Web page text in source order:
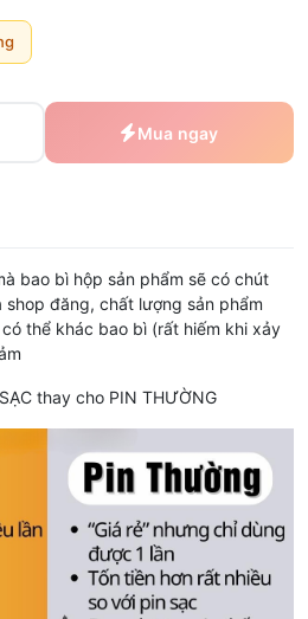
Mua ngay
bao bì hộp sản phẩm sẽ có chút
shop đăng, chất lượng sản phẩm
thể khác bao bì (rất hiếm khi xảy
thay cho PIN THƯỜNG